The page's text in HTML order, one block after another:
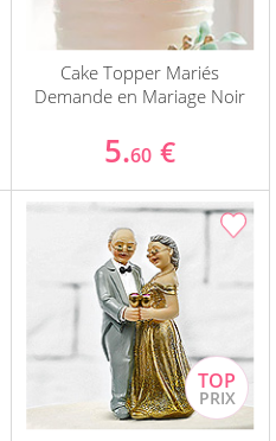
Cake Topper Mariés
Demande en Mariage Noir
5.60 €